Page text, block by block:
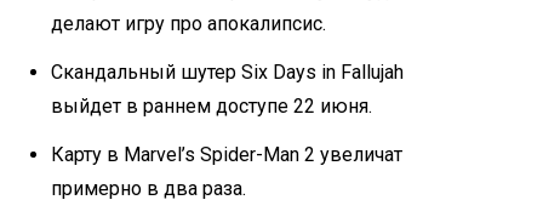
делают игру про апокалипсис.
Скандальный шутер Six Days in Fallujah
выйдет в раннем доступе 22 июня.
Карту в Marvel’s Spider-Man 2 увеличат
примерно в два раза.